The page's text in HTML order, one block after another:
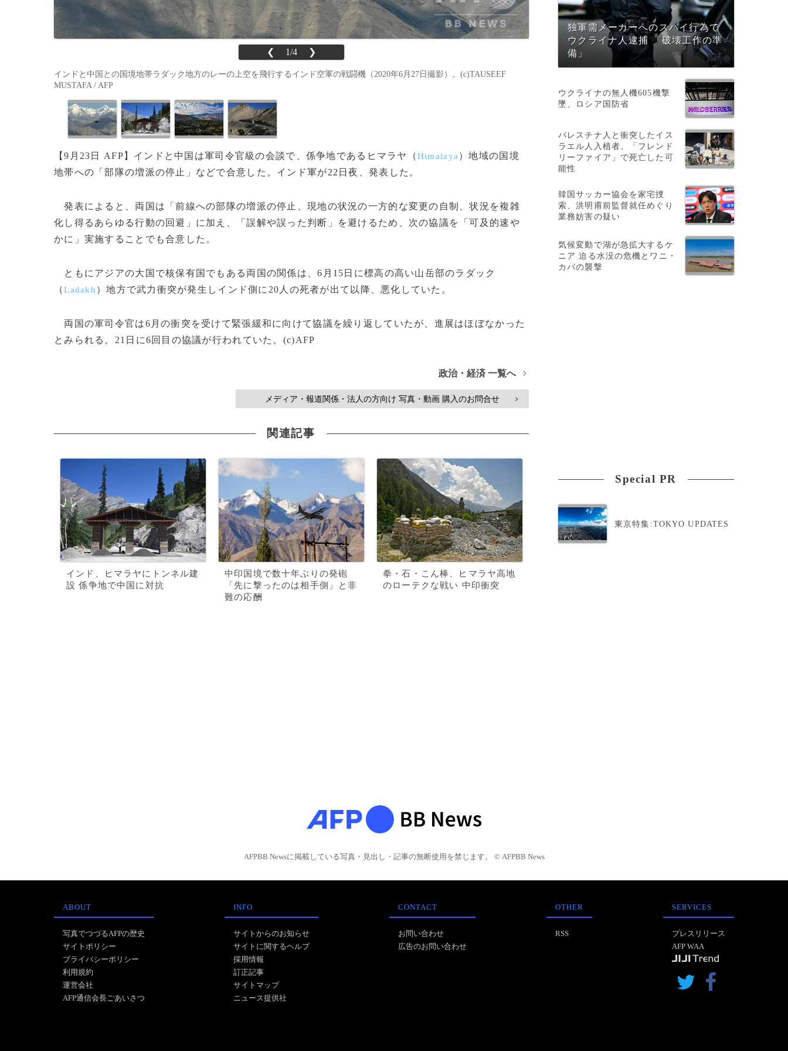
❮ 1/4 ❯
インドと中国との国境地帯ラダック地方のレーの上空を飛行するインド空軍の戦闘機（2020年6月27日撮影）。(c)TAUSEEF
MUSTAFA / AFP
【9月23日 AFP】インドと中国は軍司令官級の会談で、係争地であるヒマラヤ（Himalaya ）地域の国境
地帯への「部隊の増派の停止」などで合意した。インド軍が22日夜、発表した。
発表によると、両国は「前線への部隊の増派の停止、現地の状況の一方的な変更の自制、状況を複雑
化し得るあらゆる行動の回避」に加え、「誤解や誤った判断」を避けるため、次の協議を「可及的速や
かに」実施することでも合意した。
ともにアジアの大国で核保有国でもある両国の関係は、6月15日に標高の高い山岳部のラダック
（Ladakh ）地方で武力衝突が発生しインド側に20人の死者が出て以降、悪化していた。
両国の軍司令官は6月の衝突を受けて緊張緩和に向けて協議を繰り返していたが、進展はほぼなかった
とみられる。21日に6回目の協議が行われていた。(c)AFP
政治・経済 一覧へ >
メディア・報道関係・法人の方向け 写真・動画 購入のお問合せ >
関連記事
インド、ヒマラヤにトンネル建
設 係争地で中国に対抗
中印国境で数十年ぶりの発砲
「先に撃ったのは相手側」と非
難の応酬
拳・石・こん棒、ヒマラヤ高地
のローテクな戦い 中印衝突
独軍需メーカーへのスパイ行為で
ウクライナ人逮捕 「破壊工作の準
備」
ウクライナの無人機605機撃
墜、ロシア国防省
パレスチナ人と衝突したイス
ラエル人入植者、「フレンド
リーファイア」で死亡した可
能性
韓国サッカー協会を家宅捜
索、洪明甫前監督就任めぐり
業務妨害の疑い
気候変動で湖が急拡大するケ
ニア 迫る水没の危機とワニ・
カバの襲撃
Special PR
東京特集:TOKYO UPDATES
AFPBB Newsに掲載している写真・見出し・記事の無断使用を禁じます。 © AFPBB News
ABOUT
写真でつづるAFPの歴史
サイトポリシー
プライバシーポリシー
利用規約
運営会社
AFP通信会長ごあいさつ
INFO
サイトからのお知らせ
サイトに関するヘルプ
採用情報
訂正記事
サイトマップ
ニュース提供社
CONTACT
お問い合わせ
広告のお問い合わせ
OTHER
RSS
SERVICES
プレスリリース
AFP WAA